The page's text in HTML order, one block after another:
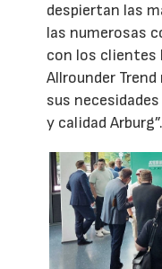
despiertan las
las numerosas
con los clientes
Allrounder
sus
y calidad Arburg”.